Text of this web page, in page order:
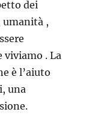
dei
,
viviamo . La
è l’aiuto
una